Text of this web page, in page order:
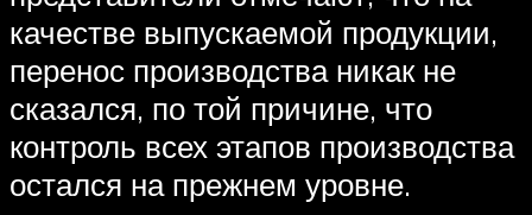
качестве выпускаемой продукции,
перенос производства никак не
сказался, по той причине, что
контроль всех этапов производства
остался на прежнем уровне.